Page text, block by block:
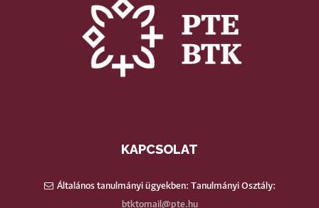
KAPCSOLAT
Általános tanulmányi ügyekben: Tanulmányi Osztály:
btktomail@pte.hu